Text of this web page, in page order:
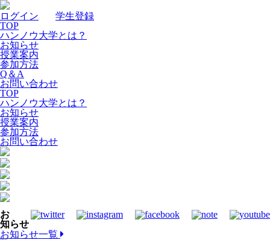
ログイン
学生登録
TOP
ハンノウ大学とは？
お知らせ
授業案内
参加方法
Q＆A
お問い合わせ
TOP
ハンノウ大学とは？
お知らせ
授業案内
参加方法
お問い合わせ
お
知らせ
お知らせ一覧